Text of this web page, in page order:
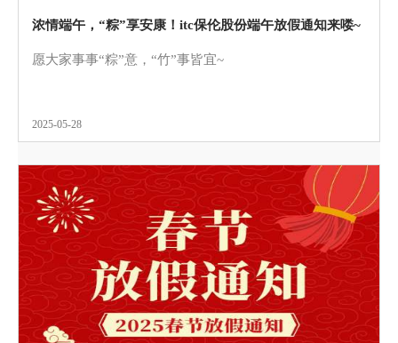
浓情端午，“粽”享安康！itc保伦股份端午放假通知来喽~
愿大家事事“粽”意，“竹”事皆宜~
2025-05-28